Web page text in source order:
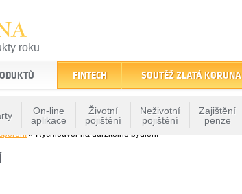
roku
trhu
On-line
aplikace
Životní
pojištění
Neživotní
pojištění
Zajištění
penze
FINTECH SOUTĚŽ ZLATÁ KORUNA
» Rychloúvěr na udržitelné bydlení